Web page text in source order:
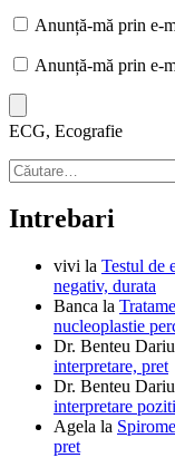
Anunță-mă prin e-
Anunță-mă prin e-
ECG, Ecografie
Caută
după:
Intrebari
vivi la Testul de
negativ, durata
Banca la
nucleoplastie
Dr. Benteu
interpretare, pret
Dr. Benteu
interpretare
Agela la
pret